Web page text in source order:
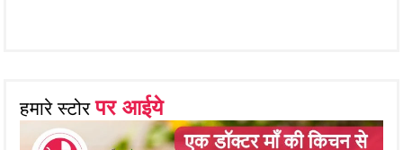
हमारे स्टोरपर आईये